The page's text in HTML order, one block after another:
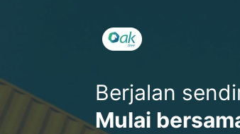
Berjalan
Mulai